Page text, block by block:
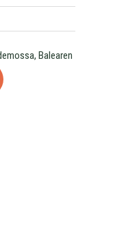
Balearen